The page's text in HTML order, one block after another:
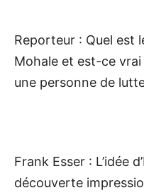
Reporteur : Quel est
Mohale et est-ce
une personne de
Frank Esser : L’idée
découverte